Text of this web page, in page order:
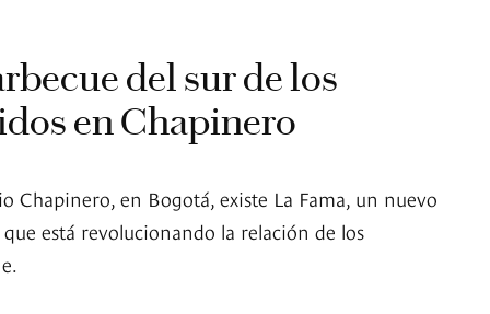
del sur de los
en Chapinero
Chapinero, en Bogotá, existe La Fama, un nuevo
está revolucionando la relación de los